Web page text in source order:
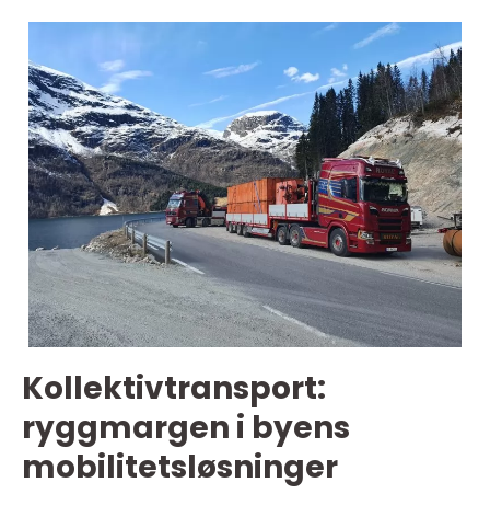
Kollektivtransport:
ryggmargen i byens
mobilitetsløsninger